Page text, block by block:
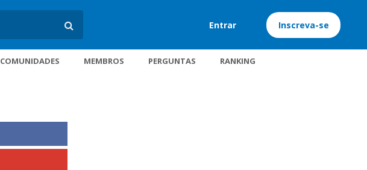
Entrar Inscreva-se
COMUNIDADES MEMBROS PERGUNTAS RANKING